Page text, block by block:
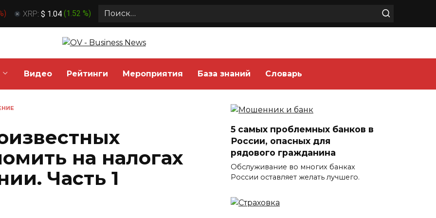
) XRP: $ 1.04 (1.52 %)
Search
Видео Рейтинги Мероприятия База знаний Словарь
на налогах
Часть 1
5 самых проблемных банков в
России, опасных для
рядового гражданина
Обслуживание во многих банках
России оставляет желать лучшего.